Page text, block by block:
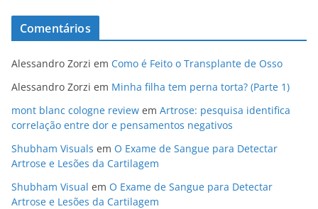
k
c
e
b
o
o
k
a
gr
a
m
k
e
dI
n
er
Comentários
Alessandro Zorzi em Como é Feito o Transplante de Osso
Alessandro Zorzi em Minha filha tem perna torta? (Parte 1)
mont blanc cologne review em Artrose: pesquisa identifica
correlação entre dor e pensamentos negativos
Shubham Visuals em O Exame de Sangue para Detectar
Artrose e Lesões da Cartilagem
Shubham Visual em O Exame de Sangue para Detectar
Artrose e Lesões da Cartilagem